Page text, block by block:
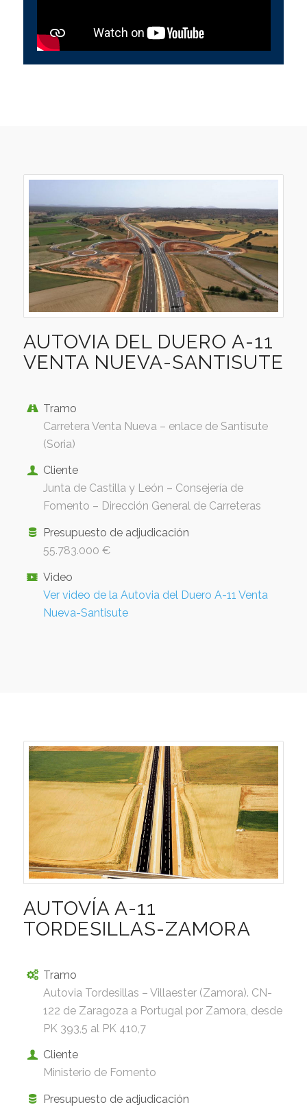
AUTOVIA DEL DUERO A-11
VENTA NUEVA-SANTISUTE
Tramo
Carretera Venta Nueva – enlace de Santisute
(Soria)
Cliente
Junta de Castilla y León – Consejería de
Fomento – Dirección General de Carreteras
Presupuesto de adjudicación
55.783.000 €
Video
Ver video de la Autovia del Duero A-11 Venta
Nueva-Santisute
AUTOVÍA A-11
TORDESILLAS-ZAMORA
Tramo
Autovia Tordesillas – Villaester (Zamora). CN-
122 de Zaragoza a Portugal por Zamora, desde
PK 393,5 al PK 410,7
Cliente
Ministerio de Fomento
Presupuesto de adjudicación